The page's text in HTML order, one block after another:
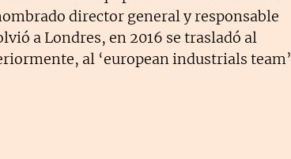
director general y responsable
a Londres, en 2016 se trasladó al
al ‘european industrials team’